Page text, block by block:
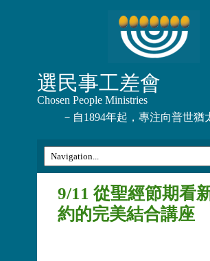
選民事工差會
Chosen People Ministries
－自1894年起，專注向普世猶
9/11 從聖經節期看
約的完美結合講座